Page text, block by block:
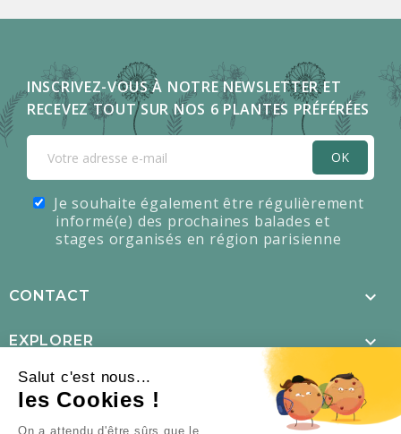
INSCRIVEZ-VOUS À NOTRE NEWSLETTER ET
RECEVEZ TOUT SUR NOS 6 PLANTES PRÉFÉRÉES
Je souhaite également être régulièrement
informé(e) des prochaines balades et
stages organisés en région parisienne
OK
CONTACT 
EXPLORER 
MENTIONS LÉGALES 
NOUS SUIVRE ×
Salut c'est nous...
les Cookies !
On a attendu d'être sûrs que le